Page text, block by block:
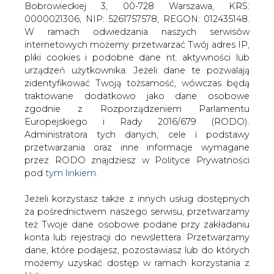
Jeżeli korzystasz także z innych usług dostępnych
za pośrednictwem naszego serwisu, przetwarzamy
też Twoje dane osobowe podane przy zakładaniu
konta lub rejestracji do newslettera. Przetwarzamy
dane, które podajesz, pozostawiasz lub do których
możemy uzyskać dostęp w ramach korzystania z
Usług.
Informacje dotyczące Administratora Twoich
danych osobowych a także cele i podstawy
przetwarzania oraz inne niezbędne informacje
wymagane przez RODO znajdziesz w Polityce
Prywatności pod wskazanym linkiem (
tym linkiem
Dane zbierane na potrzeby różnych usług mogą
być przetwarzane w różnych celach, na różnych
podstawach.
Pamiętaj, że w związku z przetwarzaniem danych
osobowych przysługuje Ci szereg gwarancji i praw,
a przede wszystkim prawo do odwołania zgody
oraz prawo sprzeciwu wobec przetwarzania Twoich
Sieci 5G a energetyka
W rozważaniach na temat sieci 5G
często pojawia się kwestia nowych
możliwości, jakie przyniosą one
sektorowi energetycznemu, wskazując
energetykę jako idealne pole dla
praktycznych zastosowań Internetu
Rzeczy (IoT).
W rozważaniach na temat sieci 5G często pojawia się
kwestia nowych możliwości, jakie przyniosą one